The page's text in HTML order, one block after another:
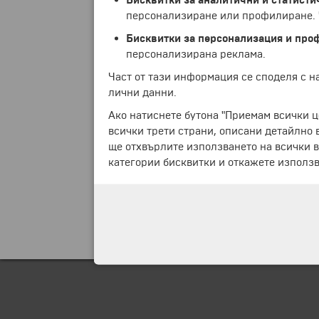
2018 / 2019 / 2020 /
-QUDAL- QUality
-Customer's Friend
Туристическа
От началото на 2025
туристически и
разнообразни
стотици
рент-а-кари
своите приятели! С
персонализиране или профилиране.
Бисквитки за персонализация и
персонализирана реклама.
Част от тази информация се споделя с
лични данни.
Ако натиснете бутона "Приемам всички
всички трети страни, описани детайлно
ще отхвърлите използването на всички
категории бисквитки и откажете